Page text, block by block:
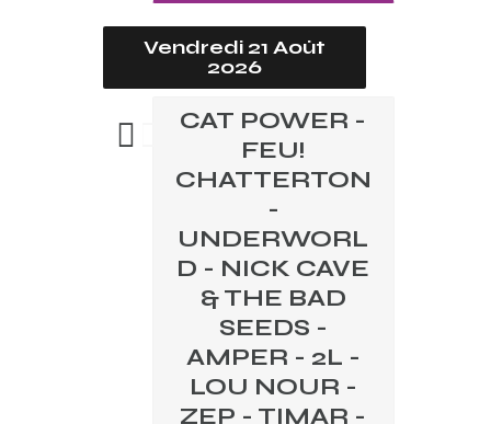
Vendredi 21 Août
2026
CAT POWER -
FEU!
CHATTERTON
-
UNDERWORL
D - NICK CAVE
& THE BAD
SEEDS -
AMPER - 2L -
LOU NOUR -
ZEP - TIMAR -